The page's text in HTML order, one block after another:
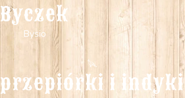
Byczek
Bysio
przepiórki i indyki